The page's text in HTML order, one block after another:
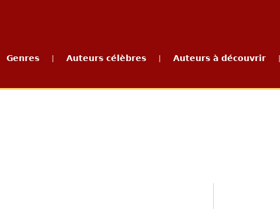
Genres Auteurs célèbres Auteurs à découvrir